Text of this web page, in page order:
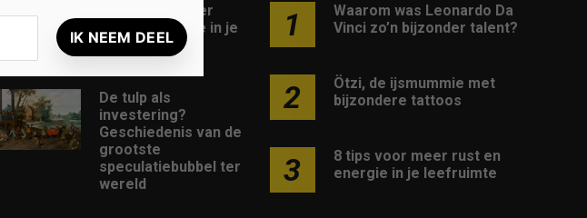
8 tips voor meer
rust en energie in je
leefruimte
De tulp als
investering?
Geschiedenis van de
grootste
speculatiebubbel ter
wereld
1
Waarom was Leonardo Da
Vinci zo’n bijzonder talent?
2
Ötzi, de ijsmummie met
bijzondere tattoos
3
8 tips voor meer rust en
energie in je leefruimte